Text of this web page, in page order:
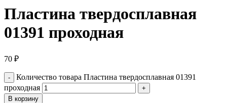
Пластина твердосплавная
01391 проходная
70 ₽
Количество товара Пластина твердосплавная 01391
проходная
В корзину